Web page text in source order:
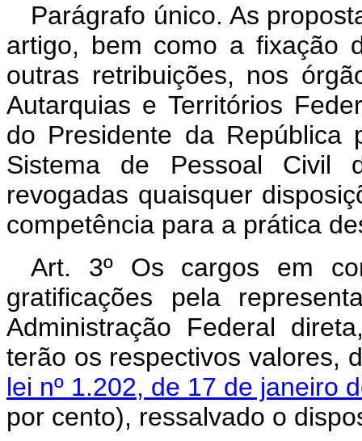
Parágrafo único. As
artigo, bem como a fixação
outras retribuições, nos
Autarquias e Territórios
do Presidente da República
Sistema de Pessoal Civil
revogadas quaisquer
competência para a prática
Art. 3º Os cargos em
gratificações pela
Administração Federal
terão os respectivos valores,
lei nº 1.202, de 17 de janeiro
por cento), ressalvado o